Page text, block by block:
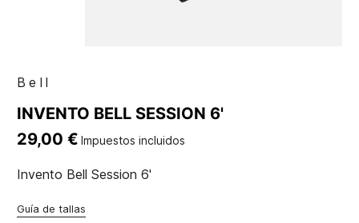
Bell
INVENTO BELL SESSION 6'
29,00 € Impuestos incluidos
Invento Bell Session 6'
Guía de tallas